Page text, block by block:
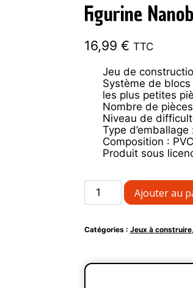
Figurine
16,99 € TTC
Jeu de
Système de
les plus petites
Nombre de
Niveau de
Type
Composition :
Produit sous
quantité
Figurine
Ectoplasma
Ajouter au
Catégories : Jeux à construire,